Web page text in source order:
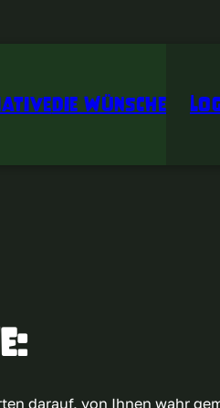
Die Wünsche
darauf, von Ihnen wahr